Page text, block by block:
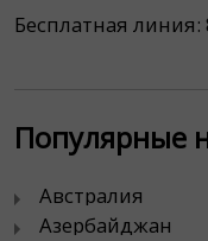
Популярные
Австралия
Азербайджан